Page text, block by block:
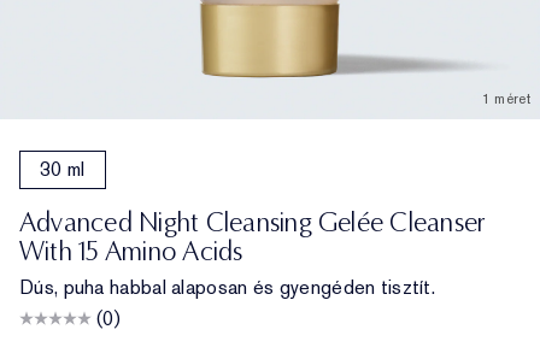
1 méret
30 ml
Advanced Night Cleansing Gelée Cleanser
With 15 Amino Acids
Dús, puha habbal alaposan és gyengéden tisztít.
(0)